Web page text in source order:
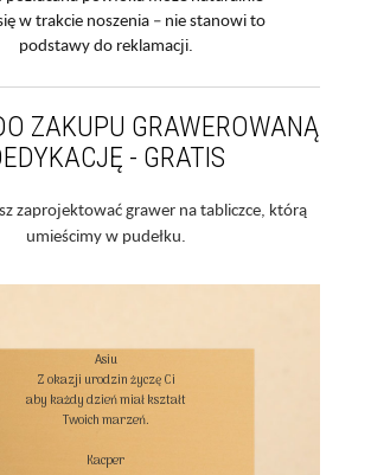
w trakcie noszenia – nie stanowi to
podstawy do reklamacji.
ZAKUPU GRAWEROWANĄ
- GRATIS
zaprojektować grawer na tabliczce, którą
umieścimy w pudełku.
Asiu
Z okazji urodzin życzę Ci
aby każdy dzień miał kształt
Twoich marzeń.
Kacper